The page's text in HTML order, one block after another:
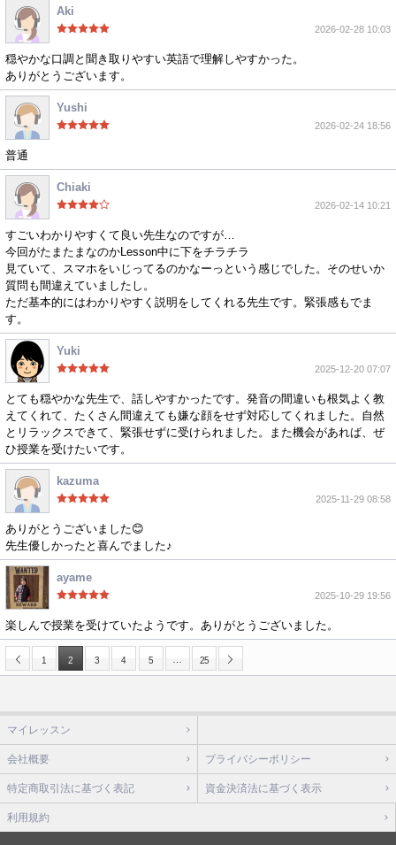
Aki
2026-02-28 10:03
穏やかな口調と聞き取りやすい英語で理解しやすかった。
ありがとうございます。
Yushi
2026-02-24 18:56
普通
Chiaki
2026-02-14 10:21
すごいわかりやすくて良い先生なのですが…
今回がたまたまなのかLesson中に下をチラチラ
見ていて、スマホをいじってるのかなーっという感じでした。そのせいか
質問も間違えていましたし。
ただ基本的にはわかりやすく説明をしてくれる先生です。緊張感もでま
す。
Yuki
2025-12-20 07:07
とても穏やかな先生で、話しやすかったです。発音の間違いも根気よく教
えてくれて、たくさん間違えても嫌な顔をせず対応してくれました。自然
とリラックスできて、緊張せずに受けられました。また機会があれば、ぜ
ひ授業を受けたいです。
kazuma
2025-11-29 08:58
ありがとうございました😊
先生優しかったと喜んでました♪
ayame
2025-10-29 19:56
楽しんで授業を受けていたようです。ありがとうございました。
1 2 3 4 5 25
マイレッスン
会社概要 プライバシーポリシー
特定商取引法に基づく表記 資金決済法に基づく表示
利用規約